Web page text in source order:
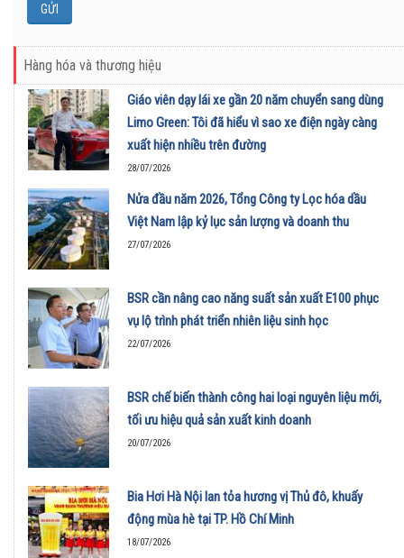
Hàng hóa và thương hiệu
Giáo viên dạy lái xe gần 20 năm chuyển sang dùng
Limo Green: Tôi đã hiểu vì sao xe điện ngày càng
xuất hiện nhiều trên đường
28/07/2026
Nửa đầu năm 2026, Tổng Công ty Lọc hóa dầu
Việt Nam lập kỷ lục sản lượng và doanh thu
27/07/2026
BSR cần nâng cao năng suất sản xuất E100 phục
vụ lộ trình phát triển nhiên liệu sinh học
22/07/2026
BSR chế biến thành công hai loại nguyên liệu mới,
tối ưu hiệu quả sản xuất kinh doanh
20/07/2026
Bia Hơi Hà Nội lan tỏa hương vị Thủ đô, khuấy
động mùa hè tại TP. Hồ Chí Minh
18/07/2026